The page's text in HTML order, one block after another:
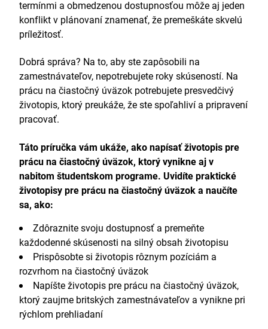
termínmi a obmedzenou dostupnosťou môže aj jeden
konflikt v plánovaní znamenať, že premeškáte skvelú
príležitosť.
Dobrá správa? Na to, aby ste zapôsobili na
zamestnávateľov, nepotrebujete roky skúseností. Na
prácu na čiastočný úväzok potrebujete presvedčivý
životopis, ktorý preukáže, že ste spoľahliví a pripravení
pracovať.
Táto príručka vám ukáže, ako napísať životopis pre
prácu na čiastočný úväzok, ktorý vynikne aj v
nabitom študentskom programe. Uvidíte praktické
životopisy pre prácu na čiastočný úväzok a naučíte
sa, ako:
Zdôraznite svoju dostupnosť a premeňte
každodenné skúsenosti na silný obsah životopisu
Prispôsobte si životopis rôznym pozíciám a
rozvrhom na čiastočný úväzok
Napíšte životopis pre prácu na čiastočný úväzok,
ktorý zaujme britských zamestnávateľov a vynikne pri
rýchlom prehliadaní